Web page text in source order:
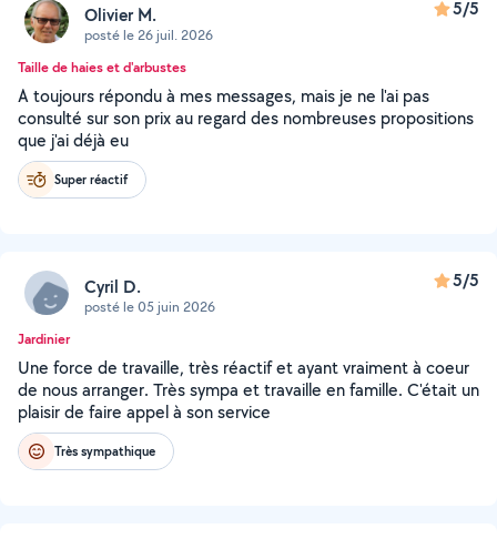
Olivier M.
posté le 26 juil. 2026
5/5
Taille de haies et d'arbustes
A toujours répondu à mes messages, mais je ne l'ai pas
consulté sur son prix au regard des nombreuses propositions
que j'ai déjà eu
Super réactif
Cyril D.
posté le 05 juin 2026
5/5
Jardinier
Une force de travaille, très réactif et ayant vraiment à coeur
de nous arranger. Très sympa et travaille en famille. C'était un
plaisir de faire appel à son service
Très sympathique